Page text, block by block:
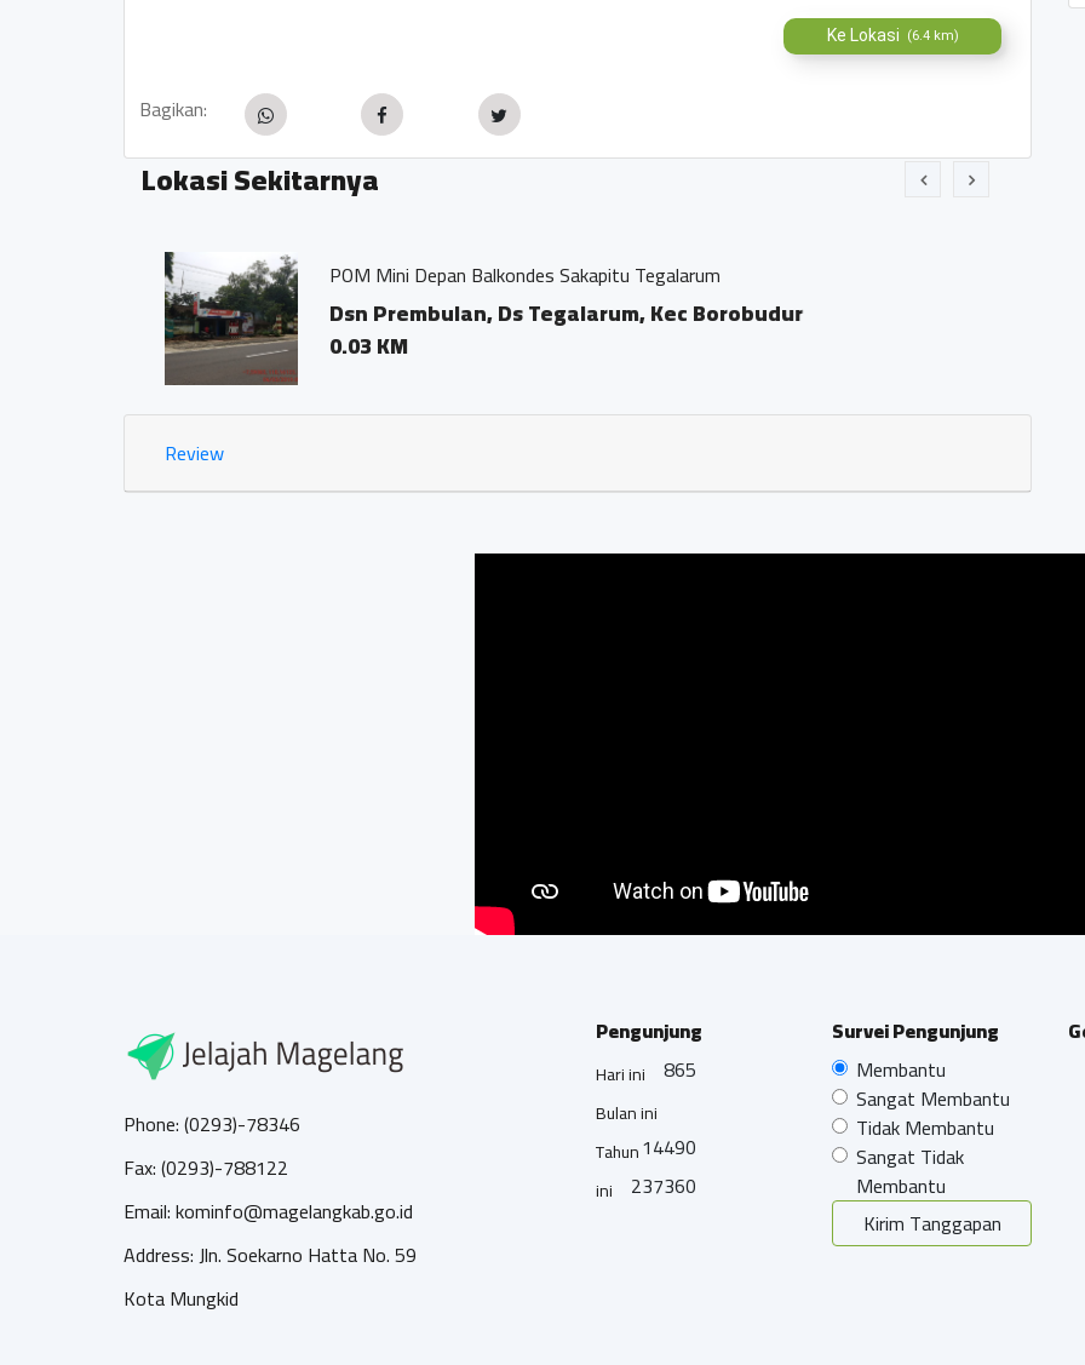
Ke Lokasi (6.4 km)
Bagikan:
Lokasi Sekitarnya
POM Mini Depan Balkondes Sakapitu Tegalarum
Dsn Prembulan, Ds Tegalarum, Kec Borobudur
0.03 KM
Review
Phone: (0293)-78346
Fax: (0293)-788122
Email: kominfo@magelangkab.go.id
Address: Jln. Soekarno Hatta No. 59
Kota Mungkid
Pengunjung
Hari ini 865
Bulan ini
14490
Tahun
ini
237360
Survei Pengunjung
Membantu
Sangat Membantu
Tidak Membantu
Sangat Tidak
Membantu
Kirim Tanggapan